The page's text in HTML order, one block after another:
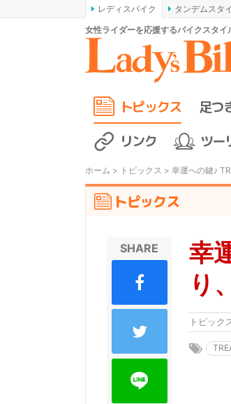
レディスバイク タンデムスタ
女性ライダーを応援するバイクスタイ
トピックス 足つ
リンク
ツー
ホーム > トピックス > 幸運への鍵♪
トピックス
幸
り
トピック
SHARE